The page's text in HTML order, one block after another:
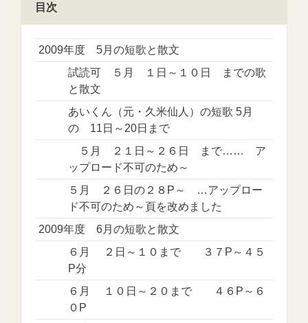
目次
2009年度 5月の短歌と散文
試読可 ５月 １日～１０日 までの歌
と散文
あいくん（元・久米仙人）の短歌 5月
の 11日～20日まで
５月 ２１日～２６日 まで…… ア
ップロード不可のため～
５月 ２６日の２８P～ …アップロー
ド不可のため～頁を改めました
2009年度 6月の短歌と散文
６月 ２日～１０まで ３７P～４５
P分
６月 １０日～２０まで ４６P～６
０P